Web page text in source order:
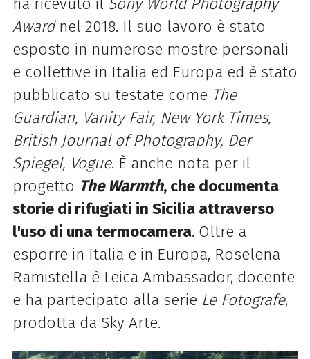
ha ricevuto il Sony World Photography
Awardnel 2018. Il suo lavoro è stato
esposto in numerose mostre personali
e collettive in Italia ed Europa ed è stato
pubblicato su testate come The
Guardian, Vanity Fair, New York Times,
British Journal of Photography, Der
Spiegel, Vogue. È anche nota per il
progetto The Warmth, che documenta
storie di rifugiati in Sicilia attraverso
l'uso di una termocamera. Oltre a
esporre in Italia e in Europa, Roselena
Ramistella è Leica Ambassador, docente
e ha partecipato alla serie Le Fotografe,
prodotta da Sky Arte.